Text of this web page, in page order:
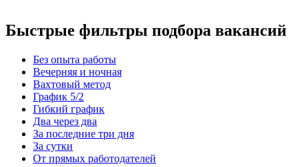
Быстрые фильтры подбора вакансий
Без опыта работы
Вечерняя и ночная
Вахтовый метод
График 5/2
Гибкий график
Два через два
За последние три дня
За сутки
От прямых работодателей